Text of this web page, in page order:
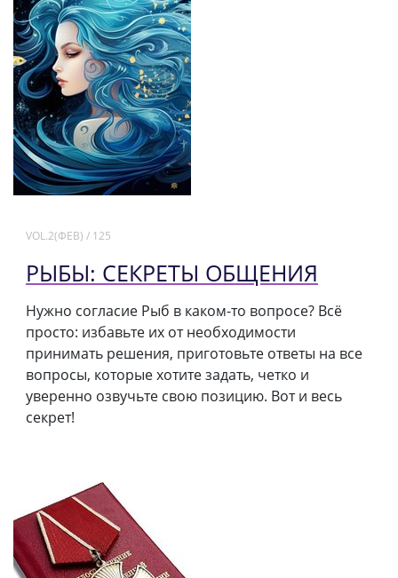
VOL.2(ФЕВ) / 125
РЫБЫ: СЕКРЕТЫ ОБЩЕНИЯ
Нужно согласие Рыб в каком-то вопросе? Всё
просто: избавьте их от необходимости
принимать решения, приготовьте ответы на все
вопросы, которые хотите задать, четко и
уверенно озвучьте свою позицию. Вот и весь
секрет!